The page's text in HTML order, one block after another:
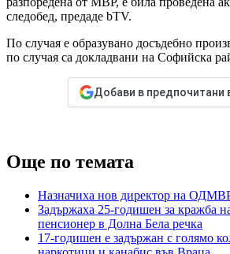
следобед, предаде bTV.
По случая е образувано досъдебно
по случая са докладвани на Софийска
Добави в предпочитани
Още по темата
Назначиха нов директор на
Задържаха 25-годишен за кражба
пенсионер в Долна Бела речка
17-годишен е задържан с голямо